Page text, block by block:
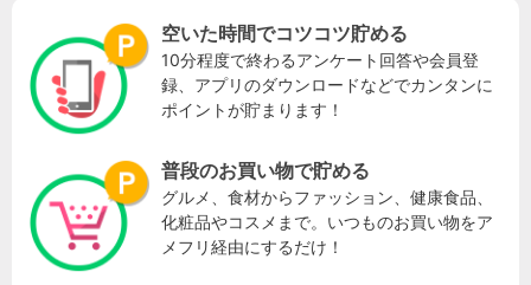
空いた時間でコツコツ貯める
10分程度で終わるアンケート回答や会員登
録、アプリのダウンロードなどでカンタンに
ポイントが貯まります！
普段のお買い物で貯める
グルメ、食材からファッション、健康食品、
化粧品やコスメまで。いつものお買い物をア
メフリ経由にするだけ！